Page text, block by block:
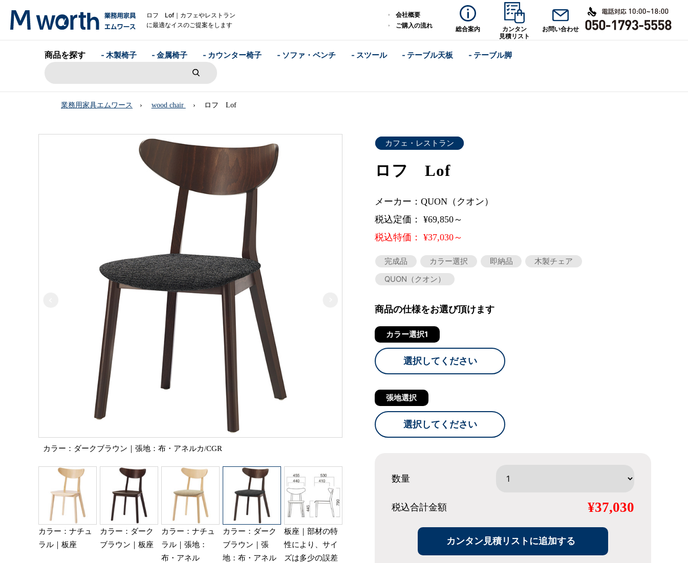
ロフ Lof｜カフェやレストラン
に最適なイスのご提案をします
会社概要
ご購入の流れ
総合案内
カンタン
見積リスト
お問い合わせ
商品を探す - 木製椅子 - 金属椅子 - カウンター椅子 - ソファ・ベンチ - スツール - テーブル天板 - テーブル脚
業務用家具エムワース wood chair ロフ Lof
カラー：ダークブラウン｜張地：布・アネルカ/CGR
カラー：ナチュ
ラル｜板座
カラー：ダーク
ブラウン｜板座
カラー：ナチュ
ラル｜張地：
布・アネル
カラー：ダーク
ブラウン｜張
地：布・アネル
板座｜部材の特
性により、サイ
ズは多少の誤差
カフェ・レストラン
ロフ Lof
メーカー：QUON（クオン）
税込定価： ¥69,850～
税込特価： ¥37,030～
完成品 カラー選択 即納品
木製チェア
QUON（クオン）
商品の仕様をお選び頂けます
カラー選択1
選択してください
張地選択
選択してください
数量
税込合計金額 ¥37,030
カンタン見積リストに追加する